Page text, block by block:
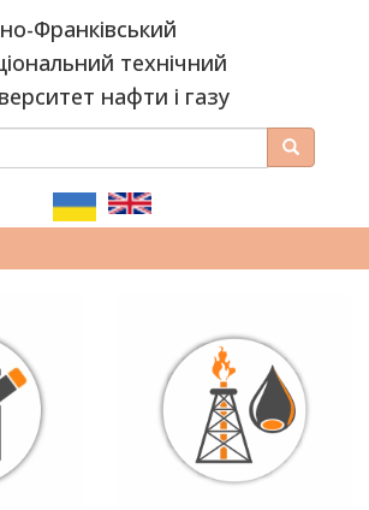
Франківський
технічний
нафти і газу
Пошук